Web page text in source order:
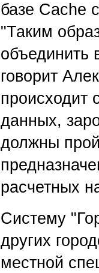
базе Cache
"Таким
объединить
говорит
происходит
данных,
должны
расчетных
Систему
других
местной